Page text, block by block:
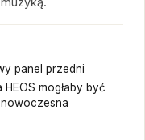
panel przedni
HEOS mogłaby być